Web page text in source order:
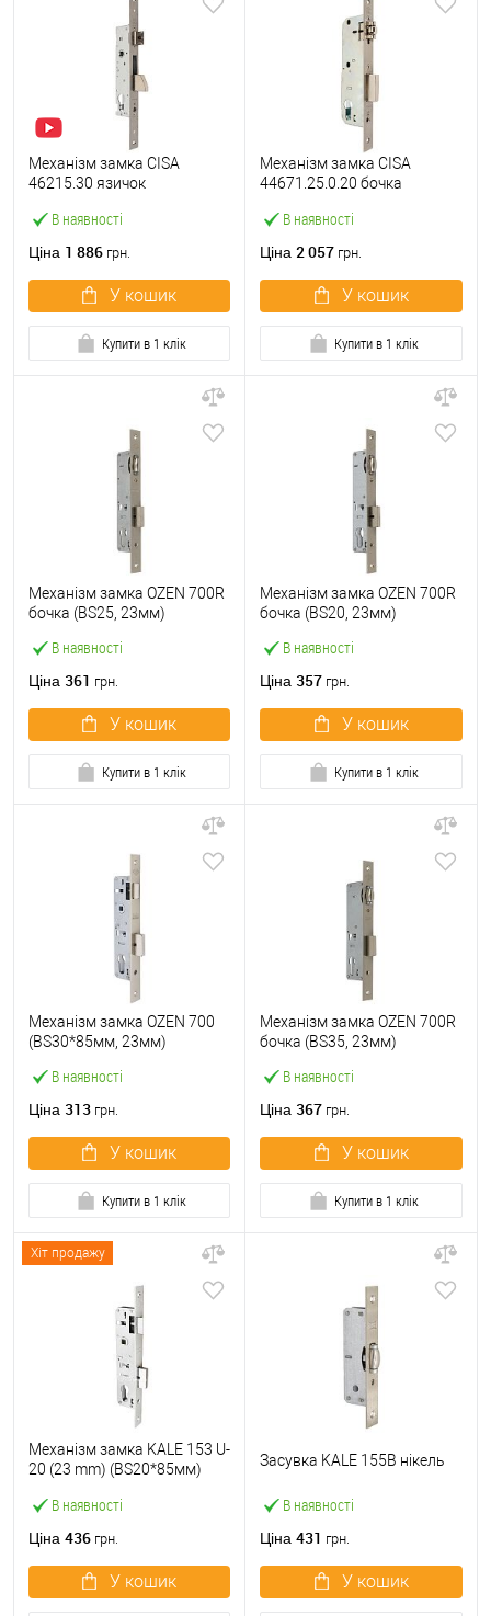
В наявності
Механізм замка CISA
46215.30 язичок
нержавіюча сталь
Ціна 1 886 грн.
У кошик
Купити в 1 клік
В наявності
Механізм замка CISA
44671.25.0.20 бочка
нержавіюча сталь
Ціна 2 057 грн.
У кошик
Купити в 1 клік
В наявності
Механізм замка OZEN 700R
бочка (BS25, 23мм)
Ціна 361 грн.
У кошик
Купити в 1 клік
В наявності
Механізм замка OZEN 700R
бочка (BS20, 23мм)
Ціна 357 грн.
У кошик
Купити в 1 клік
В наявності
Механізм замка OZEN 700
(BS30*85мм, 23мм)
Ціна 313 грн.
У кошик
Купити в 1 клік
В наявності
Механізм замка OZEN 700R
бочка (BS35, 23мм)
Ціна 367 грн.
У кошик
Купити в 1 клік
Хіт продажу
В наявності
Механізм замка KALE 153 U-
20 (23 mm) (BS20*85мм)
Ціна 436 грн.
У кошик
В наявності
Засувка KALE 155B нікель
Ціна 431 грн.
У кошик